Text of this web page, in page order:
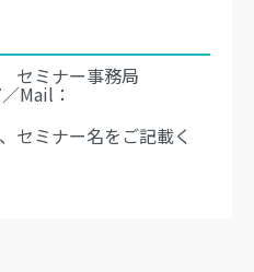
セミナー事務局
Mail：
セミナー名をご記載く